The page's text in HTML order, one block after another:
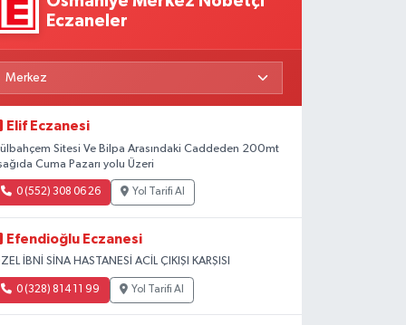
Eczaneler
Elif Eczanesi
Sitesi Ve Bilpa Arasındaki Caddeden 200mt
Cuma Pazarı yolu Üzeri
0 (552) 308 06 26 Yol Tarifi Al
Efendioğlu Eczanesi
İBNİ SİNA HASTANESİ ACİL ÇIKIŞI KARŞISI
0 (328) 814 11 99 Yol Tarifi Al